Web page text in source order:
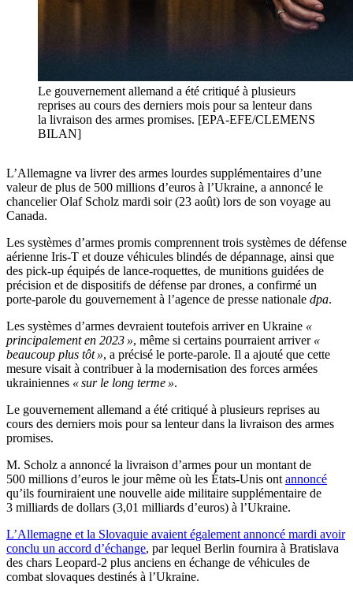
Le gouvernement allemand a été critiqué à plusieurs
reprises au cours des derniers mois pour sa lenteur dans
la livraison des armes promises. [EPA-EFE/CLEMENS
BILAN]
L’Allemagne va livrer des armes lourdes supplémentaires d’une
valeur de plus de 500 millions d’euros à l’Ukraine, a annoncé le
chancelier Olaf Scholz mardi soir (23 août) lors de son voyage au
Canada.
Les systèmes d’armes promis comprennent trois systèmes de défense
aérienne Iris-T et douze véhicules blindés de dépannage, ainsi que
des pick-up équipés de lance-roquettes, de munitions guidées de
précision et de dispositifs de défense par drones, a confirmé un
porte-parole du gouvernement à l’agence de presse nationale dpa.
Les systèmes d’armes devraient toutefois arriver en Ukraine «
principalement en 2023 », même si certains pourraient arriver «
beaucoup plus tôt », a précisé le porte-parole. Il a ajouté que cette
mesure visait à contribuer à la modernisation des forces armées
ukrainiennes « sur le long terme ».
Le gouvernement allemand a été critiqué à plusieurs reprises au
cours des derniers mois pour sa lenteur dans la livraison des armes
promises.
M. Scholz a annoncé la livraison d’armes pour un montant de
500 millions d’euros le jour même où les États-Unis ont annoncé
qu’ils fourniraient une nouvelle aide militaire supplémentaire de
3 milliards de dollars (3,01 milliards d’euros) à l’Ukraine.
L’Allemagne et la Slovaquie avaient également annoncé mardi avoir
conclu un accord d’échange, par lequel Berlin fournira à Bratislava
des chars Leopard-2 plus anciens en échange de véhicules de
combat slovaques destinés à l’Ukraine.